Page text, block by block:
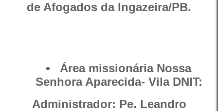
de Afogados da Ingazeira/PB.
Área missionária Nossa
Senhora Aparecida- Vila DNIT:
Administrador: Pe. Leandro